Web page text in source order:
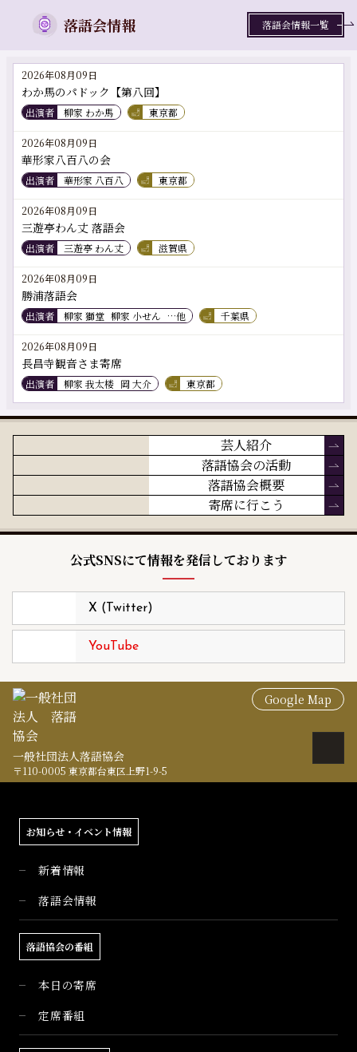
落語会情報
2026年08月09日
わか馬のパドック【第八回】
出演者 柳家 わか馬 東京都
2026年08月09日
華形家八百八の会
出演者 華形家 八百八 東京都
2026年08月09日
三遊亭わん丈 落語会
出演者 三遊亭 わん丈 滋賀県
2026年08月09日
勝浦落語会
出演者 柳家 獅堂 柳家 小せん …他 千葉県
2026年08月09日
長昌寺観音さま寄席
出演者 柳家 我太楼 岡 大介 東京都
落語会情報一覧
芸人紹介
落語協会の活動
落語協会概要
寄席に行こう
公式SNSにて情報を発信しております
X (Twitter)
YouTube
Google Map
一般社団法人落語協会
〒110-0005 東京都台東区上野1-9-5
お知らせ・イベント情報
新着情報
落語会情報
落語協会の番組
本日の寄席
定席番組